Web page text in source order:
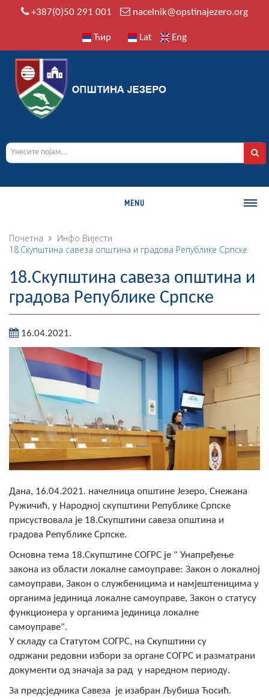
+387(0)50 291 001 nacelnik@opstinajezero.org
Ћир Lat Eng
MENU
О ОПШТИНИ
Географија
Насељена мјеста
Занимљивости
Фотогалерија
НАЧЕЛНИК
О Начелнику
Замјеник начелника
Извјештај о раду начелника
СКУПШТИНА
Статут Општине
Скупштинско вијеће општине језеро
Састав Скупштине
Службени Гласници
ОПШТИНСКА УПРАВА
ИНФО
Почетна Инфо Вијести
18.Скупштинa савеза општина и градова Републике Српске
18.Скупштинa савеза општина и
градова Републике Српске
16.04.2021.
Дана, 16.04.2021. начелница општине Језеро, Снежана
Ружичић, у Народној скупштини Републике Српске
присуствовала је 18.Скупштини савеза општина и
градова Републике Српске.
Основна тема 18.Скупштине СОГРС је " Унапређење
закона из области локалне самоуправе: Закон о локалној
самоуправи, Закон о службеницима и намјештеницима у
органима јединица локалне самоуправе, Закон о статусу
функционера у органима јединица локалне
самоуправе".
У складу са Статутом СОГРС, на Скупштини су
одржани редовни избори за органе СОГРС и разматрани
документи од значаја за рад у наредном периоду.
За предсједника Савеза је изабран Љубиша Ћосић.